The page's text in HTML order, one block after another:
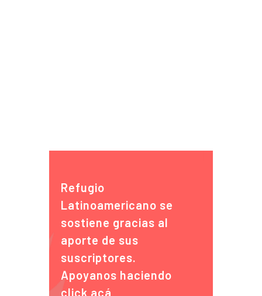
Refugio
Latinoamericano se
sostiene gracias al
aporte de sus
suscriptores.
Apoyanos haciendo
click acá